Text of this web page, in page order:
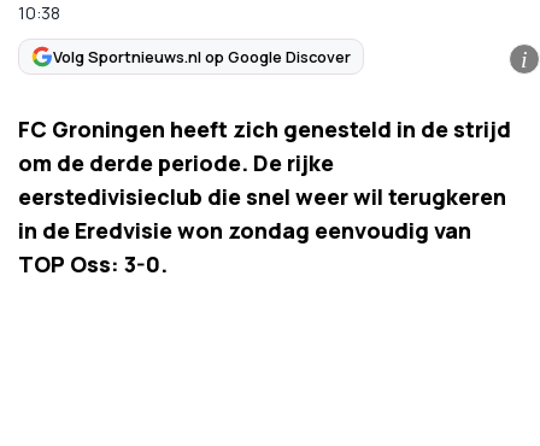
10:38
Volg Sportnieuws.nl op Google Discover i
FC Groningen heeft zich genesteld in de strijd
om de derde periode. De rijke
eerstedivisieclub die snel weer wil terugkeren
in de Eredvisie won zondag eenvoudig van
TOP Oss: 3-0.